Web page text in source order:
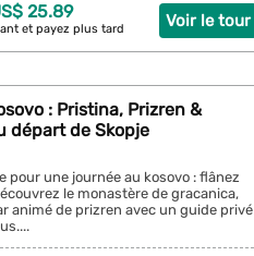
Voir le tour
25.89
et payez plus tard
: Pristina, Prizren &
départ de Skopje
pour une journée au kosovo : flânez
le monastère de gracanica,
animé de prizren avec un guide privé